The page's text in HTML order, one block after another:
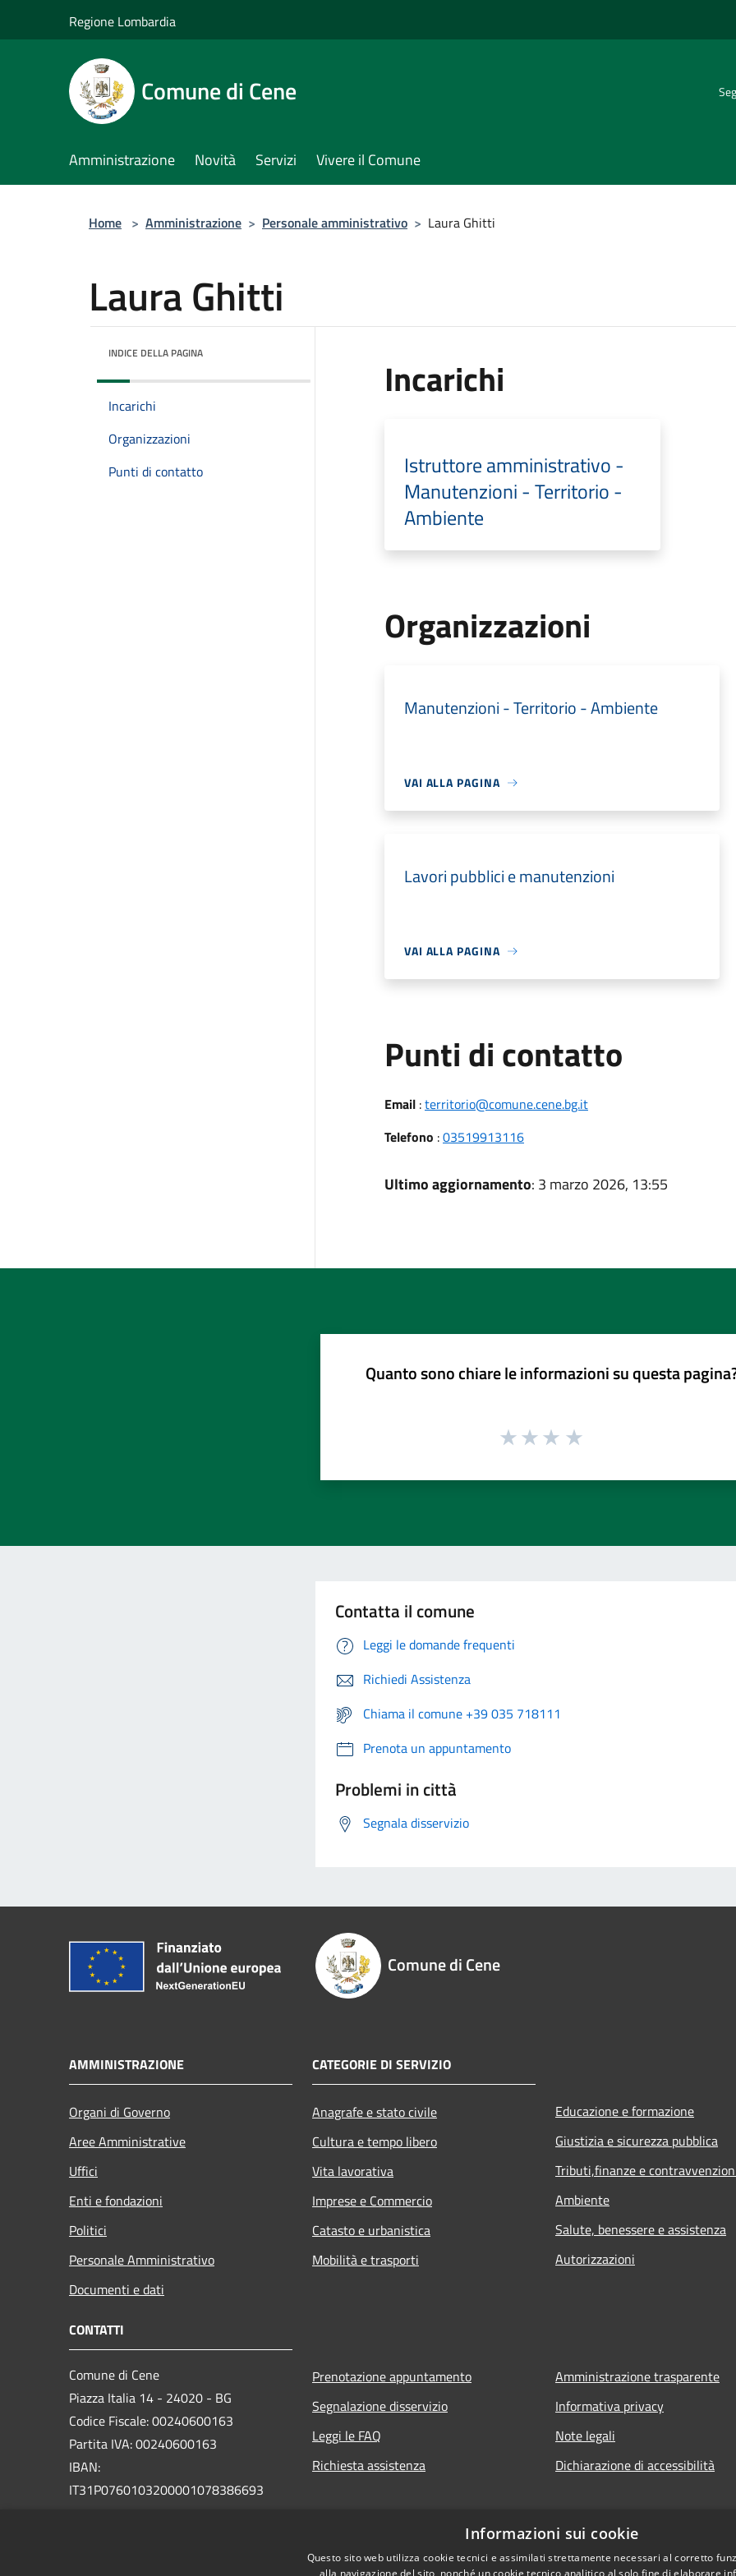
Regione Lombardia
Comune di Cene
Amministrazione Novità Servizi Vivere il Comune
Home > Amministrazione > Personale amministrativo > Laura Ghitti
Laura Ghitti
INDICE DELLA PAGINA
Incarichi
Organizzazioni
Punti di contatto
Incarichi
Istruttore amministrativo -
Manutenzioni - Territorio -
Ambiente
Organizzazioni
Manutenzioni - Territorio - Ambiente
VAI ALLA PAGINA
Lavori pubblici e manutenzioni
VAI ALLA PAGINA
Punti di contatto
Email:territorio@comune.cene.bg.it
Telefono :03519913116
Ultimo aggiornamento: 3 marzo 2026, 13:55
Quanto sono chiare le informazioni su questa
Contatta il comune
Leggi le domande frequenti
Richiedi Assistenza
Chiama il comune +39 035 718111
Prenota un appuntamento
Problemi in città
Segnala disservizio
Comune di Cene
AMMINISTRAZIONE
Organi di Governo
Aree Amministrative
Uffici
Enti e fondazioni
Politici
Personale Amministrativo
Documenti e dati
CATEGORIE DI SERVIZIO
Anagrafe e stato civile
Cultura e tempo libero
Vita lavorativa
Imprese e Commercio
Catasto e urbanistica
Mobilità e trasporti
Educazione e formazione
Giustizia e sicurezza pubblica
Tributi,finanze e
Ambiente
Salute, benessere e assistenza
Autorizzazioni
CONTATTI
Comune di Cene
Piazza Italia 14 - 24020 - BG
Codice Fiscale: 00240600163
Partita IVA: 00240600163
IBAN:
IT31P0760103200001078386693
Prenotazione appuntamento
Segnalazione disservizio
Leggi le FAQ
Richiesta assistenza
Amministrazione trasparente
Informativa privacy
Note legali
Dichiarazione di accessibilità
Informazioni sui cookie
Questo sito web utilizza cookie tecnici e assimilati strettamente necessari al corretto
alla navigazione del sito, nonché un cookie tecnico analitico al solo fine di elaborare